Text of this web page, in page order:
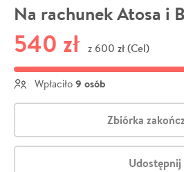
Na rachunek Atosa i
540 zł z 600 zł (Cel)
Wpłaciło 9 osób
Zbiórka
Udostępnij